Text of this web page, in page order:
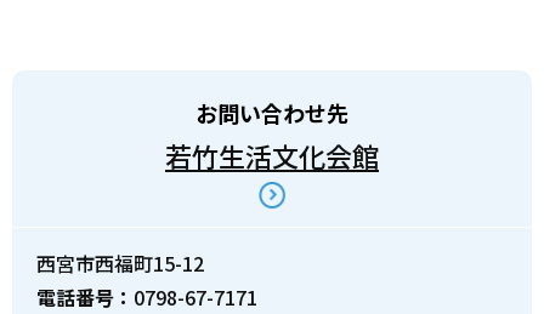
お問い合わせ先
若竹生活文化会館
西宮市西福町15-12
電話番号： 0798-67-7171